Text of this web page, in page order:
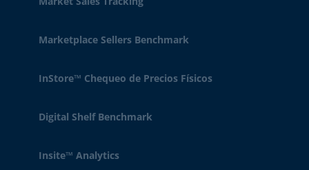
Marketplace Sellers Benchmark
InStore™ Chequeo de Precios Físicos
Digital Shelf Benchmark
Insite™ Analytics